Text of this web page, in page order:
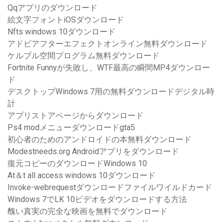
Qqアプリのダウンロード
絵文字フォントiOSダウンロード
Nfts windows 10ダウンロード
アドビアフターエフェクトオンライン無料ダウンロード
ケルブル空間プログラム無料ダウンロード
Fortnite Funnyが失敗し、WTF最高の瞬間MP4ダウンロー
ド
デスクトップWindows 7用の無料ダウンロードデジタル時
計
アプリストアページからダウンロード
Ps4 modメニューダウンロードgta5
初心者のためのアンドロイドの本無料ダウンロード
Modestneeds.org Androidアプリをダウンロード
復元コピーのダウンロードWindows 10
At＆t all access windows 10ダウンロード
Invoke-webrequestダウンロードファイルワイルドカード
Windows 7でLK 10ビデオをダウンロードする方法
醜い真実の完全な映画を無料でダウンロード